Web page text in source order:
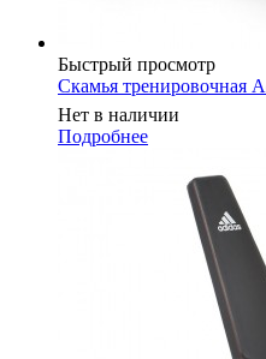
Быстрый просмотр
Скамья тренировочная
Нет в наличии
Подробнее